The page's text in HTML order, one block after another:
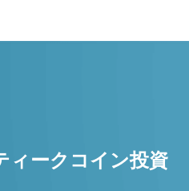
ィークコイン投資